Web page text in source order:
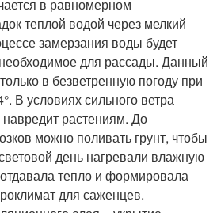
в равномерном
теплой водой через мелкий
замерзания воды будет
для рассады. Данный
в безветренную погоду при
В условиях сильного ветра
растениям. До
можно поливать грунт, чтобы
день нагревали влажную
тепло и формировала
для саженцев.